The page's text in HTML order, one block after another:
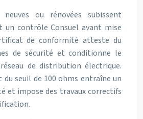
ou rénovées subissent
un contrôle Consuel avant mise
de conformité atteste du
de sécurité et conditionne le
de distribution électrique.
du seuil de 100 ohms entraîne un
et impose des travaux correctifs